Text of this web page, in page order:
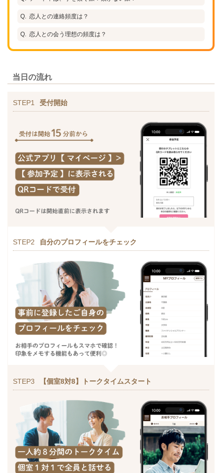
恋人との連絡頻度は？
恋人との会う理想の頻度は？
当日の流れ
STEP1 受付開始
STEP2 自分のプロフィールをチェック
STEP3 【個室8対8】トークタイムスタート